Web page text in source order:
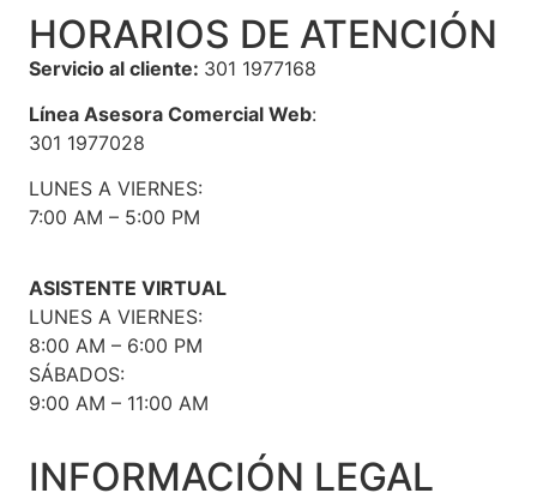
HORARIOS DE ATENCIÓN
Servicio al cliente: 301 1977168
Línea Asesora Comercial Web:
301 1977028
LUNES A VIERNES:
7:00 AM – 5:00 PM
ASISTENTE VIRTUAL
LUNES A VIERNES:
8:00 AM – 6:00 PM
SÁBADOS:
9:00 AM – 11:00 AM
INFORMACIÓN LEGAL